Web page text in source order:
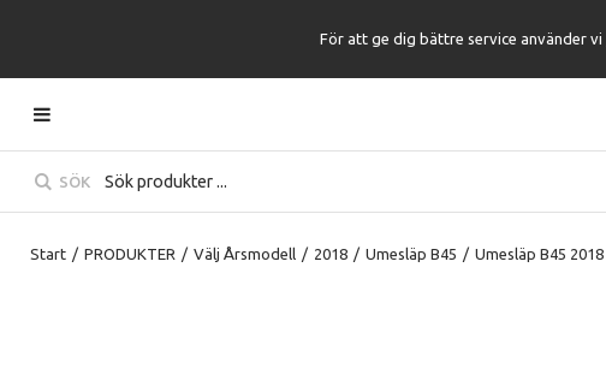
För att ge dig bättre service använder vi
SÖK
Start / PRODUKTER / Välj Årsmodell / 2018 / Umesläp B45 / Umesläp B45 2018